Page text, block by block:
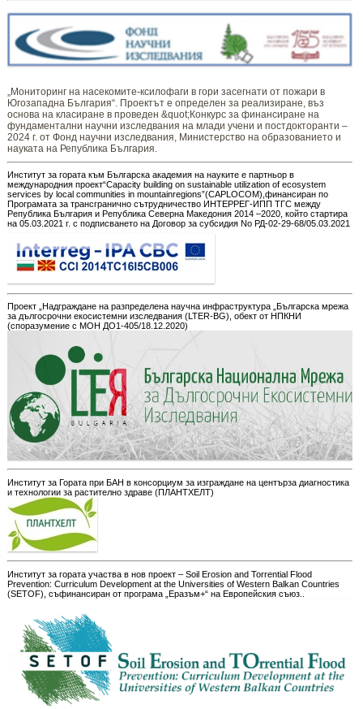
„Мониторинг ​​​на ​​насекомите-ксилофаги в гори засегнати от пожари в
Югозападна България“. Проектът е определен за реализиране, въз
основа на класиране в проведен &quot;Конкурс за финансиране на
фундаментални научни изследвания на млади учени и постдокторанти –
2024 г. от Фонд научни изследвания, Министерство на образованието и
науката на Република България.
Институт за гората към Българска академия на науките е партньор в
международния проект“Capacity building on sustainable utilization of ecosystem
services by local communities in mountainregions”(CAPLOCOM),финансиран по
Програмата за трансгранично сътрудничество ИНТЕРРЕГ-ИПП ТГС между
Република България и Република Северна Македония 2014 –2020, който стартира
на 05.03.2021 г. с подписването на Договор за субсидия No РД-02-29-68/05.03.2021
Проект „Надграждане на разпределена научна инфраструктура „Българска мрежа
за дългосрочни екосистемни изследвания (LTER-BG), обект от НПКНИ
(споразумение с МОН ДО1-405/18.12.2020)
Институт за Гората при БАН в консорциум за изграждане на центърза диагностика
и технологии за растително здраве (ПЛАНТХЕЛТ)
Институт за гората участва в нов проект – Soil Erosion and Torrential Flood
Prevention: Curriculum Development at the Universities of Western Balkan Countries
(SETOF), съфинансиран от програма „Еразъм+“ на Европейския съюз..